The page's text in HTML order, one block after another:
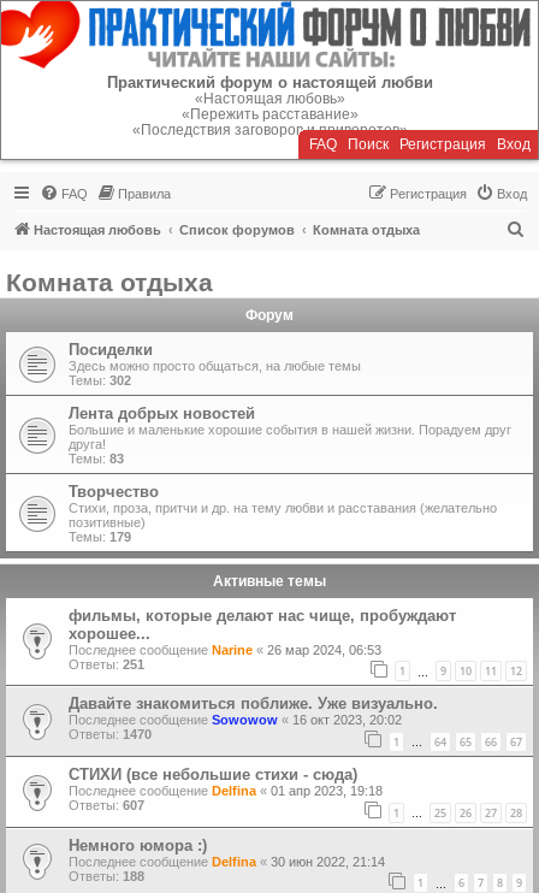
Регистрация
Практический форум о настоящей любви
«Настоящая любовь»
«Пережить расставание»
«Последствия заговоров и приворотов»
FAQ Поиск Регистрация Вход
FAQ Правила Вход
Регистрация
Настоящая любовь Список форумов Комната отдыха
Комната отдыха
Форум
Посиделки
Здесь можно просто общаться, на любые темы
Темы: 302
Лента добрых новостей
Большие и маленькие хорошие события в нашей жизни. Порадуем друг
друга!
Темы: 83
Творчество
Стихи, проза, притчи и др. на тему любви и расставания (желательно
позитивные)
Темы: 179
Активные темы
фильмы, которые делают нас чище, пробуждают
хорошее...
Последнее сообщение Narine « 26 мар 2024, 06:53
Ответы: 251 1 9 10 11 12
Давайте знакомиться поближе. Уже визуально.
Последнее сообщение Sowowow « 16 окт 2023, 20:02
Ответы: 1470 1 … 64 65 66 67
СТИХИ (все небольшие стихи - сюда)
Последнее сообщение Delfina « 01 апр 2023, 19:18
Ответы: 607 1 … 25 26 27 28
Немного юмора :)
Последнее сообщение Delfina « 30 июн 2022, 21:14
Ответы: 188 1 6 7 8 9